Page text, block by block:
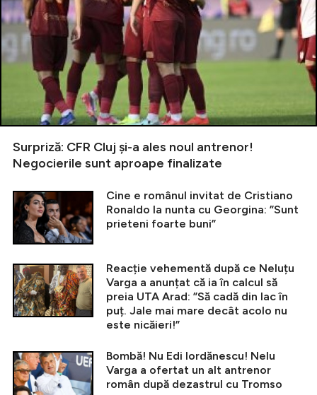
Surpriză: CFR Cluj și-a ales noul antrenor!
Negocierile sunt aproape finalizate
Cine e românul invitat de Cristiano
Ronaldo la nunta cu Georgina: ”Sunt
prieteni foarte buni”
Reacție vehementă după ce Neluțu
Varga a anunțat că ia în calcul să
preia UTA Arad: ”Să cadă din lac în
puț. Jale mai mare decât acolo nu
este nicăieri!”
Bombă! Nu Edi Iordănescu! Nelu
Varga a ofertat un alt antrenor
român după dezastrul cu Tromso